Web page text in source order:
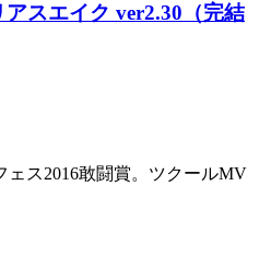
スエイク ver2.30（完結
ェス2016敢闘賞。ツクールMV